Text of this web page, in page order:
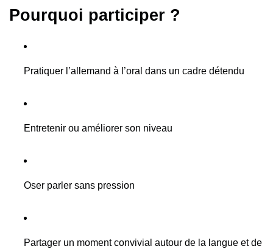
Pourquoi participer ?
Pratiquer l’allemand à l’oral dans un cadre détendu
Entretenir ou améliorer son niveau
Oser parler sans pression
Partager un moment convivial autour de la langue et de